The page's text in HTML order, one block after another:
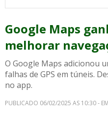
Google Maps
melhorar
O Google Maps adicionou
falhas de GPS em túneis.
no app.
PUBLICADO 06/02/2025 AS 10:30 -